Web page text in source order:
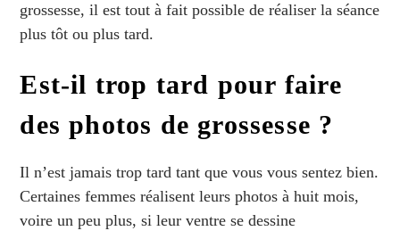
grossesse, il est tout à fait possible de réaliser la séance
plus tôt ou plus tard.
Est-il trop tard pour faire
des photos de grossesse ?
Il n’est jamais trop tard tant que vous vous sentez bien.
Certaines femmes réalisent leurs photos à huit mois,
voire un peu plus, si leur ventre se dessine